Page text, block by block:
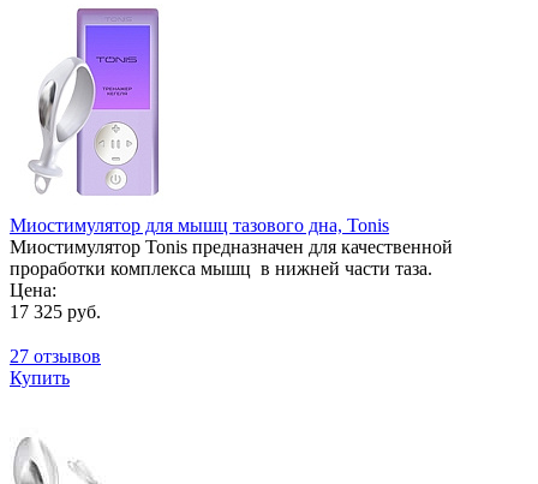
Миостимулятор для мышц тазового дна, Tonis
Миостимулятор Tonis предназначен для качественной
проработки комплекса мышц в нижней части таза.
Цена:
17 325 руб.
27 отзывов
Купить